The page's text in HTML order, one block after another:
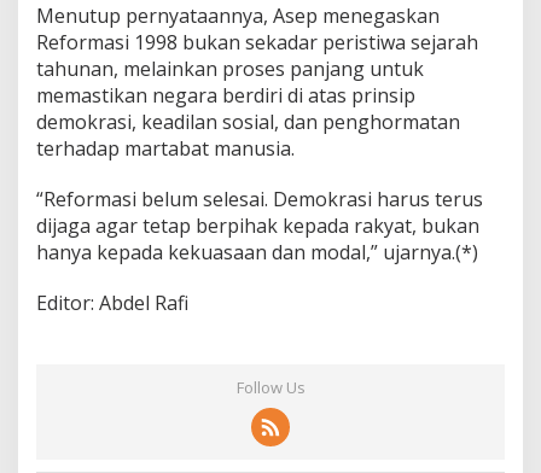
Menutup pernyataannya, Asep menegaskan
Reformasi 1998 bukan sekadar peristiwa sejarah
tahunan, melainkan proses panjang untuk
memastikan negara berdiri di atas prinsip
demokrasi, keadilan sosial, dan penghormatan
terhadap martabat manusia.
“Reformasi belum selesai. Demokrasi harus terus
dijaga agar tetap berpihak kepada rakyat, bukan
hanya kepada kekuasaan dan modal,” ujarnya.(*)
Editor: Abdel Rafi
Follow Us